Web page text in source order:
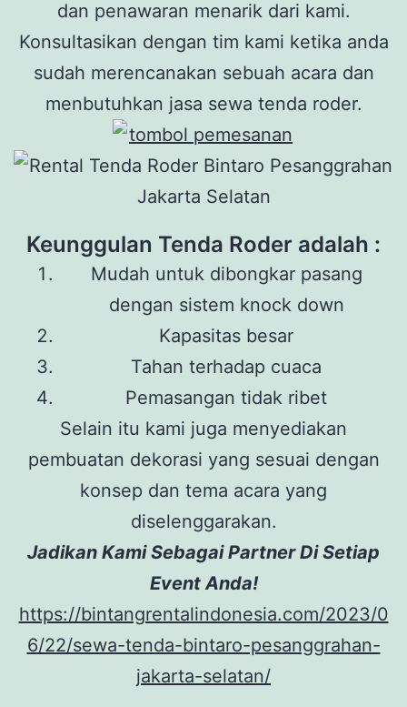
dan penawaran menarik dari kami.
Konsultasikan dengan tim kami ketika anda
sudah merencanakan sebuah acara dan
menbutuhkan jasa sewa tenda roder.
Keunggulan Tenda Roder adalah :
Mudah untuk dibongkar pasang
dengan sistem knock down
Kapasitas besar
Tahan terhadap cuaca
Pemasangan tidak ribet
Selain itu kami juga menyediakan
pembuatan dekorasi yang sesuai dengan
konsep dan tema acara yang
diselenggarakan.
Jadikan Kami Sebagai Partner Di Setiap
Event Anda!
https://bintangrentalindonesia.com/2023/0
6/22/sewa-tenda-bintaro-pesanggrahan-
jakarta-selatan/